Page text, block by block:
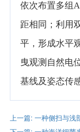
依次布置多组
距相同；利用
平，形成水平
曳观测自然电
基线及姿态传
上一篇: 一种侧扫与浅